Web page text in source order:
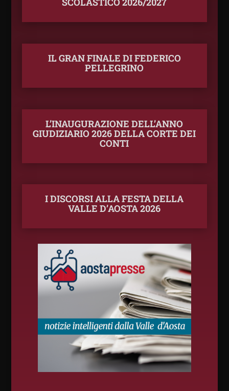
IL GRAN FINALE DI FEDERICO
PELLEGRINO
L’INAUGURAZIONE DELL’ANNO
GIUDIZIARIO 2026 DELLA CORTE DEI
CONTI
I DISCORSI ALLA FESTA DELLA
VALLE D’AOSTA 2026